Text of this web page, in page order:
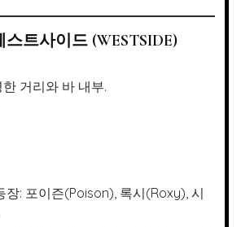
스트사이드 (WESTSIDE)
거리와 바 내부.
장: 포이즌(Poison), 록시(Roxy), 시